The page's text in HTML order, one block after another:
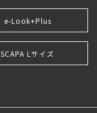
e-Look+Plus
SCAPA Lサイズ